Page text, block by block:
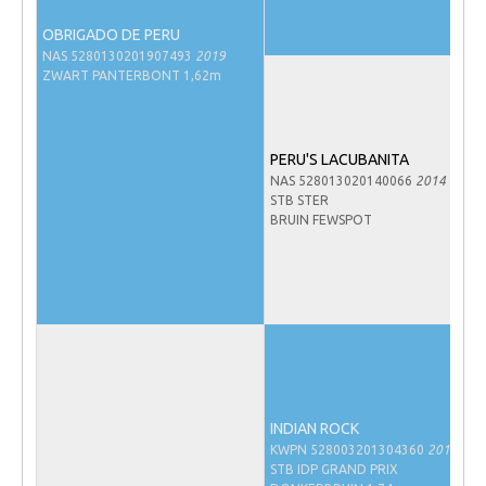
Zoek een NRPS paard
OBRIGADO DE PERU
NAS 5280130201907493 2019
ZWART PANTERBONT 1,62m
PERU'S LACUBANITA
NAS 528013020140066 2014
STB STER
BRUIN FEWSPOT
INDIAN ROCK
KWPN 528003201304360 2013
STB IDP GRAND PRIX